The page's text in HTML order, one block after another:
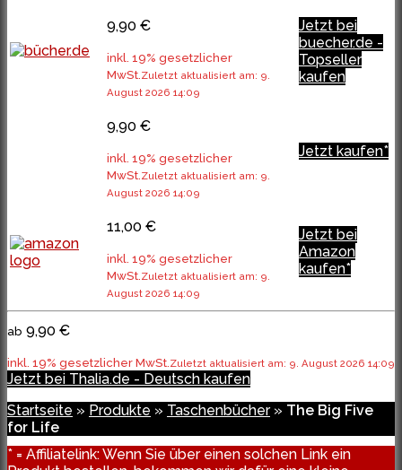
9,90 €
inkl. 19% gesetzlicher
MwSt.Zuletzt aktualisiert am: 9.
August 2026 14:09
Jetzt bei
buecher.de -
Topseller
kaufen
9,90 €
inkl. 19% gesetzlicher
MwSt.Zuletzt aktualisiert am: 9.
August 2026 14:09
Jetzt kaufen*
11,00 €
inkl. 19% gesetzlicher
MwSt.Zuletzt aktualisiert am: 9.
August 2026 14:09
Jetzt bei
Amazon
kaufen*
ab 9,90 €
inkl. 19% gesetzlicher MwSt.Zuletzt aktualisiert am: 9. August 2026 14:09
Jetzt bei Thalia.de - Deutsch kaufen
Startseite » Produkte » Taschenbücher» The Big Five
for Life
* = Affiliatelink: Wenn Sie über einen solchen Link ein